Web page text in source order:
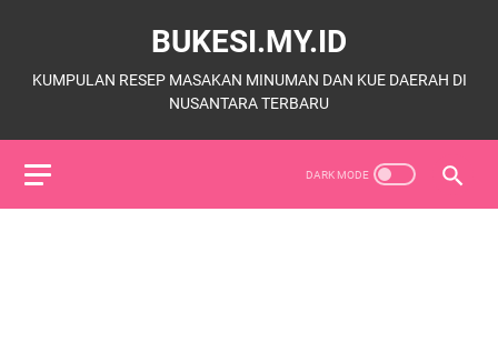
BUKESI.MY.ID
KUMPULAN RESEP MASAKAN MINUMAN DAN KUE DAERAH DI
NUSANTARA TERBARU